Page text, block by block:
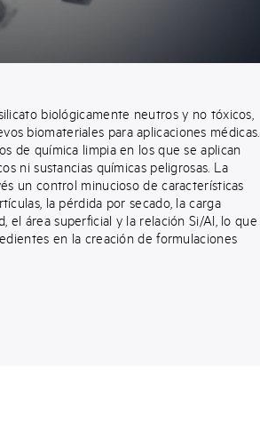
biológicamente neutros y no tóxicos,
biomateriales para aplicaciones médicas.
de química limpia en los que se aplican
ni sustancias químicas peligrosas. La
un control minucioso de características
la pérdida por secado, la carga
el área superficial y la relación Si/Al, lo que
en la creación de formulaciones